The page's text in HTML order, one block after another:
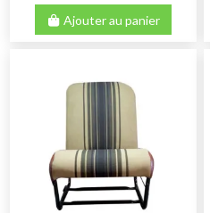
Ajouter au panier